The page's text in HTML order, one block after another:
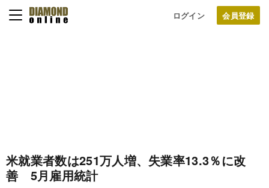
ログイン
米就業者数は251万人増、失業率13.3％に改
善 5月雇用統計